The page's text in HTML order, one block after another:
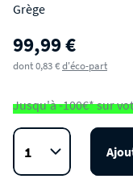
LIPANI
Table d'appoint
Grège
99,99 €
dont 0,83 €d'éco-part
Jusqu'à -100€* sur